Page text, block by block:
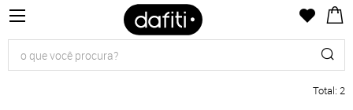
Total: 2